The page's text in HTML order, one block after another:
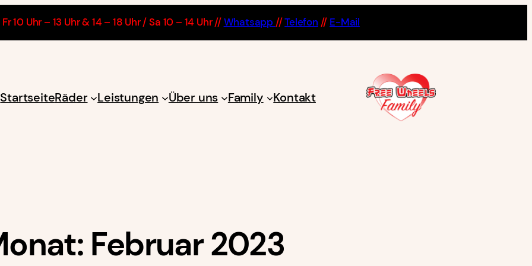
10 Uhr – 13 Uhr & 14 – 18 Uhr / Sa 10 – 14 Uhr //Whatsapp //Telefon // E-Mail
StartseiteRäder Leistungen Über uns Family Kontakt
Februar 2023